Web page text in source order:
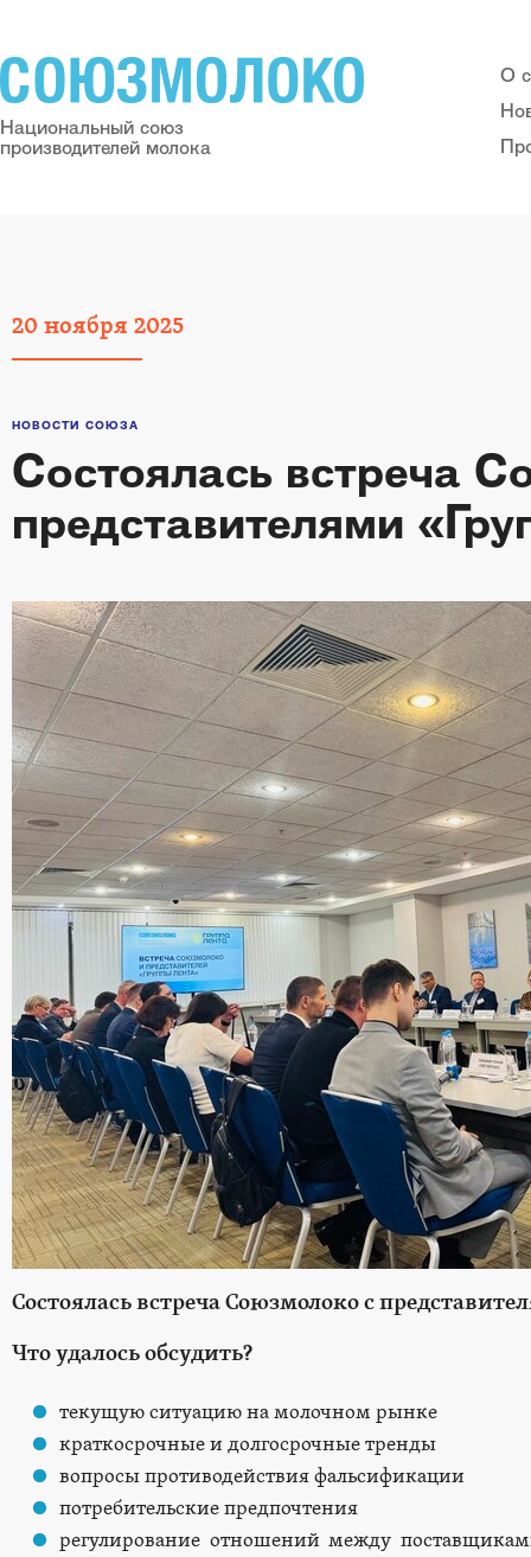
Национальный союз
производителей молока
О
20 ноября 2025
НОВОСТИ СОЮЗА
Состоялась встреча
представителями
Состоялась встреча Союзмолоко с
Что удалось обсудить?
текущую ситуацию на молочном рынке
краткосрочные и долгосрочные тренды
вопросы противодействия фальсификации
потребительские предпочтения
регулирование отношений между